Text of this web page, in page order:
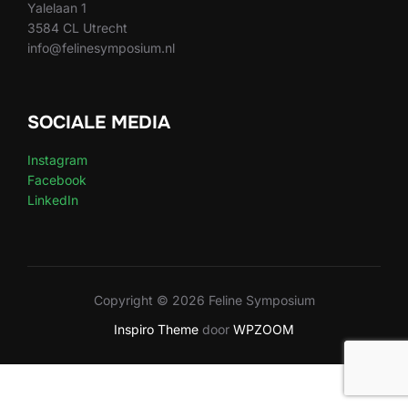
Yalelaan 1
3584 CL Utrecht
info@felinesymposium.nl
SOCIALE MEDIA
Instagram
Facebook
LinkedIn
Copyright © 2026 Feline Symposium
Inspiro Theme door WPZOOM